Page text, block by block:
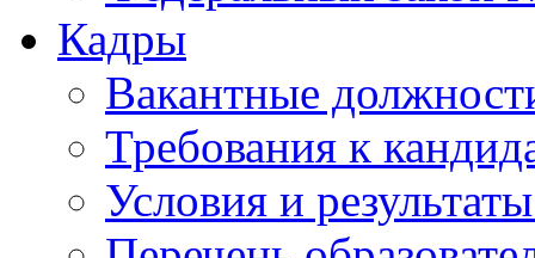
Кадры
Вакантные
Требования к
Условия и